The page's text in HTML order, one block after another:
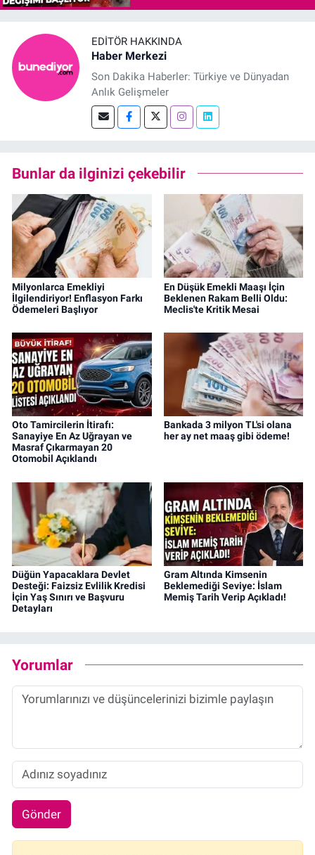
EDITÖR HAKKINDA
Haber Merkezi
Son Dakika Haberler: Türkiye ve Dünyadan
Anlık Gelişmeler
Bunlar da ilginizi çekebilir
Milyonlarca Emekliyi
İlgilendiriyor! Enflasyon Farkı
Ödemeleri Başlıyor
En Düşük Emekli Maaşı İçin
Beklenen Rakam Belli Oldu:
Meclis'te Kritik Mesai
Oto Tamircilerin İtirafı:
Sanayiye En Az Uğrayan ve
Masraf Çıkarmayan 20
Otomobil Açıklandı
Bankada 3 milyon TL'si olana
her ay net maaş gibi ödeme!
Düğün Yapacaklara Devlet
Desteği: Faizsiz Evlilik Kredisi
İçin Yaş Sınırı ve Başvuru
Detayları
Gram Altında Kimsenin
Beklemediği Seviye: İslam
Memiş Tarih Verip Açıkladı!
Yorumlar
Gönder